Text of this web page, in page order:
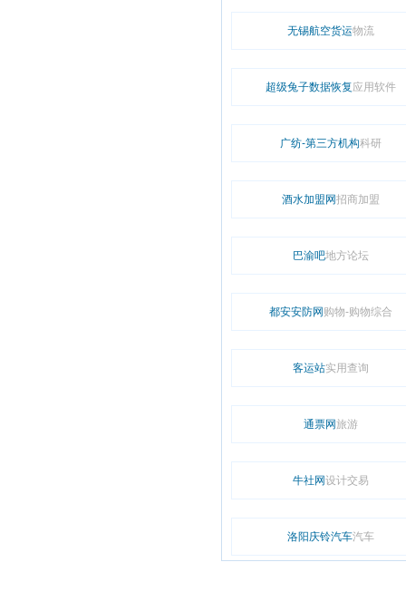
无锡航空货运物流
超级兔子数据恢复 应用软件
广纺-第三方机构科研
酒水加盟网招商加盟
巴渝吧地方论坛
都安安防网 购物-购物综合
客运站实用查询
通票网旅游
牛社网设计交易
洛阳庆铃汽车汽车